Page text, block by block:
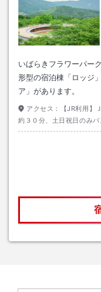
いばらきフラワーパー
形型の宿泊棟「ロッジ
ア」があります。
アクセス：
【JR利用】
約３０分、土日祝日のみ
浦北Ｉ．Ｃ」下車、一般